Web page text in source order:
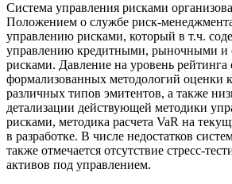
Система управления рисками
Положением о службе риск-
управлению рисками, который в т.ч.
управлению кредитными, рыночными и
рисками. Давление на уровень рейтинга
формализованных методологий оценки
различных типов эмитентов, а также
детализации действующей методики
рисками, методика расчета VaR на
в разработке. В числе недостатков
также отмечается отсутствие стресс-
активов под управлением.